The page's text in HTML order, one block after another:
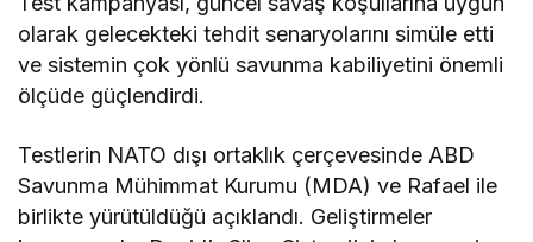
olarak gelecekteki tehdit senaryolarını simüle etti
ve sistemin çok yönlü savunma kabiliyetini önemli
ölçüde güçlendirdi.
Testlerin NATO dışı ortaklık çerçevesinde ABD
Savunma Mühimmat Kurumu (MDA) ve Rafael ile
birlikte yürütüldüğü açıklandı. Geliştirmeler